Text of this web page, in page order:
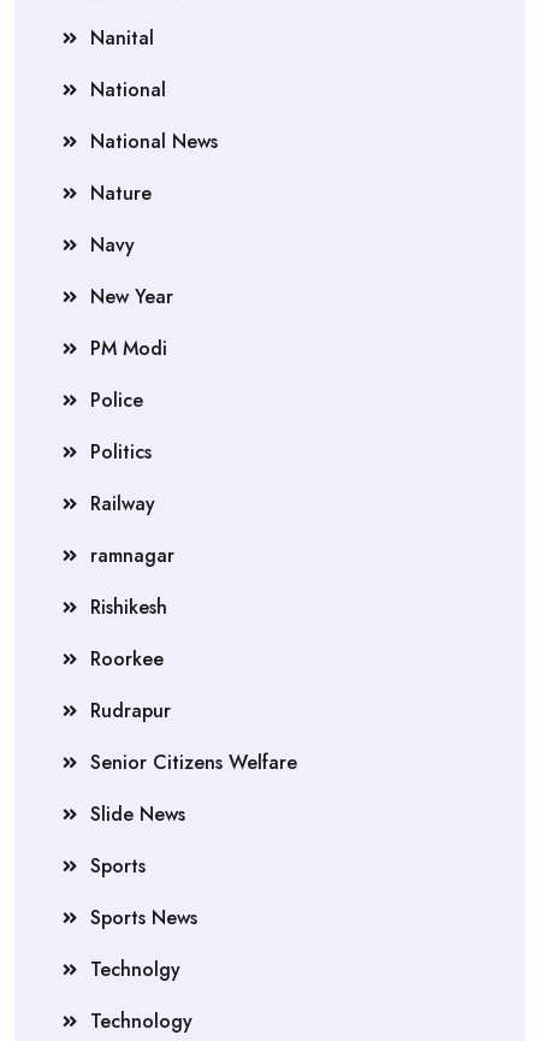
Nanital
National
National News
Nature
Navy
New Year
PM Modi
Police
Politics
Railway
ramnagar
Rishikesh
Roorkee
Rudrapur
Senior Citizens Welfare
Slide News
Sports
Sports News
Technolgy
Technology